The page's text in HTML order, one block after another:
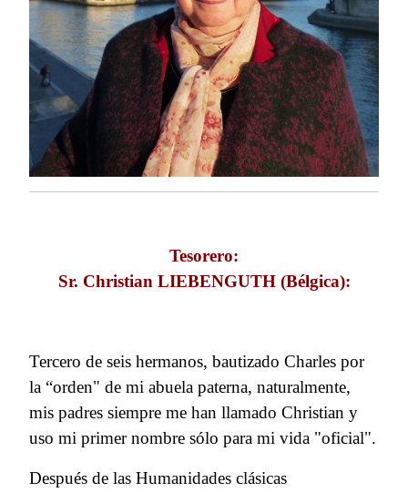
Tesorero:
Sr. Christian LIEBENGUTH (Bélgica):
Tercero de seis hermanos, bautizado Charles por
la “orden" de mi abuela paterna, naturalmente,
mis padres siempre me han llamado Christian y
uso mi primer nombre sólo para mi vida "oficial".
Después de las Humanidades clásicas